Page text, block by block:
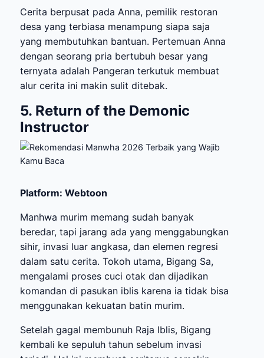
Cerita berpusat pada Anna, pemilik restoran
desa yang terbiasa menampung siapa saja
yang membutuhkan bantuan. Pertemuan Anna
dengan seorang pria bertubuh besar yang
ternyata adalah Pangeran terkutuk membuat
alur cerita ini makin sulit ditebak.
5. Return of the Demonic
Instructor
Platform: Webtoon
Manhwa murim memang sudah banyak
beredar, tapi jarang ada yang menggabungkan
sihir, invasi luar angkasa, dan elemen regresi
dalam satu cerita. Tokoh utama, Bigang Sa,
mengalami proses cuci otak dan dijadikan
komandan di pasukan iblis karena ia tidak bisa
menggunakan kekuatan batin murim.
Setelah gagal membunuh Raja Iblis, Bigang
kembali ke sepuluh tahun sebelum invasi